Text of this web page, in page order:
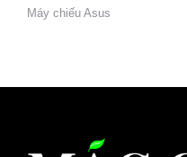
Máy chiếu Asus